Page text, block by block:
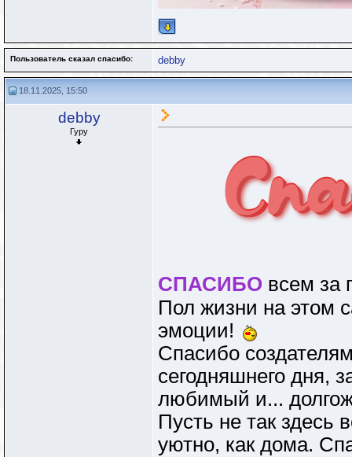
Пользователь сказал cпасибо: debby
18.11.2025, 15:50
debby
Гуру
СПАСИБО всем за
Пол жизни на этом
эмоции!
Спасибо
сегодняшнего дня,
любимый и...
Пусть не так здесь
уютно, как дома.